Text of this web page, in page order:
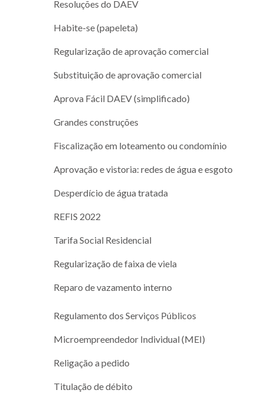
Resoluções do DAEV
Habite-se (papeleta)
Regularização de aprovação comercial
Substituição de aprovação comercial
Aprova Fácil DAEV (simplificado)
Grandes construções
Fiscalização em loteamento ou condomínio
Aprovação e vistoria: redes de água e esgoto
Desperdício de água tratada
REFIS 2022
Tarifa Social Residencial
Regularização de faixa de viela
Reparo de vazamento interno
Regulamento dos Serviços Públicos
Microempreendedor Individual (MEI)
Religação a pedido
Titulação de débito